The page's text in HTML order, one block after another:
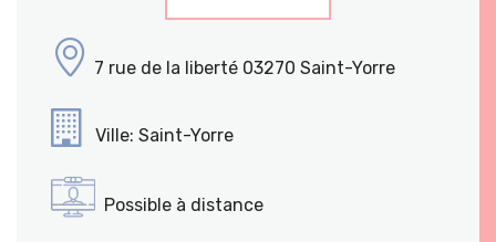
7 rue de la liberté 03270 Saint-Yorre
Ville: Saint-Yorre
Possible à distance